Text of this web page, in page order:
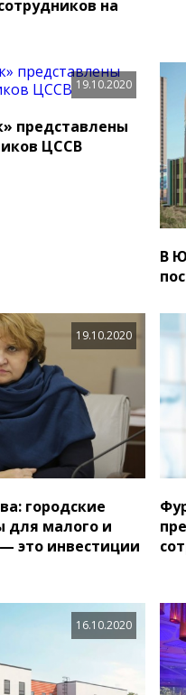
на
19.10.2020
представлены
ЦССВ
В
19.10.2020
городские
для малого и
это инвестиции
16.10.2020